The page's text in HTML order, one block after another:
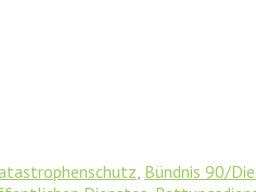
Bündnis 90/